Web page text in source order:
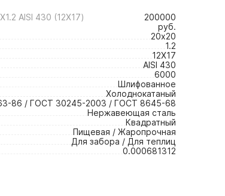
AISI 430 (12Х17)
200000
руб.
20х20
1.2
12Х17
AISI 430
6000
Шлифованное
Холоднокатаный
86 / ГОСТ 30245-2003 / ГОСТ 8645-68
Нержавеющая сталь
Квадратный
Пищевая / Жаропрочная
Для забора / Для теплиц
0.000681312